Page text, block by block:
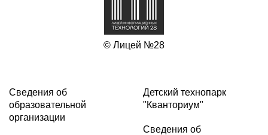
© Лицей №28
Сведения об
образовательной
организации
Детский технопарк
"Кванториум"
Сведения об